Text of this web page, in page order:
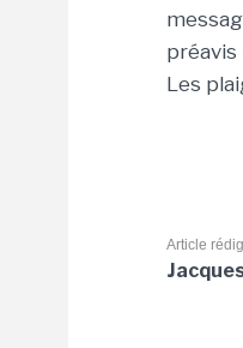
Les
Article